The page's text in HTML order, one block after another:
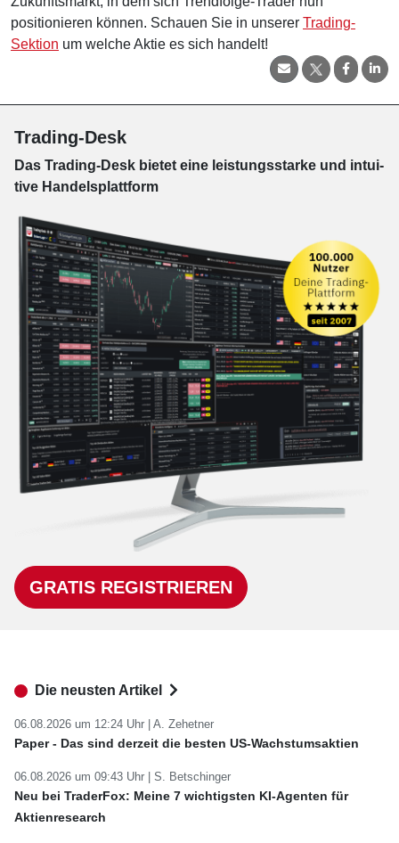
positionieren können. Schauen Sie in unserer Trading-
Sektion um welche Aktie es sich handelt!
Trading-Desk
Das Trading-Desk bie­tet eine leis­tungs­star­ke und in­tui­
tive Han­dels­platt­form
GRATIS REGISTRIEREN
Die neusten Artikel
06.08.2026 um 12:24 Uhr | A. Zehetner
Paper - Das sind derzeit die besten US-Wachstumsaktien
06.08.2026 um 09:43 Uhr | S. Betschinger
Neu bei TraderFox: Meine 7 wichtigsten KI-Agenten für
Aktienresearch